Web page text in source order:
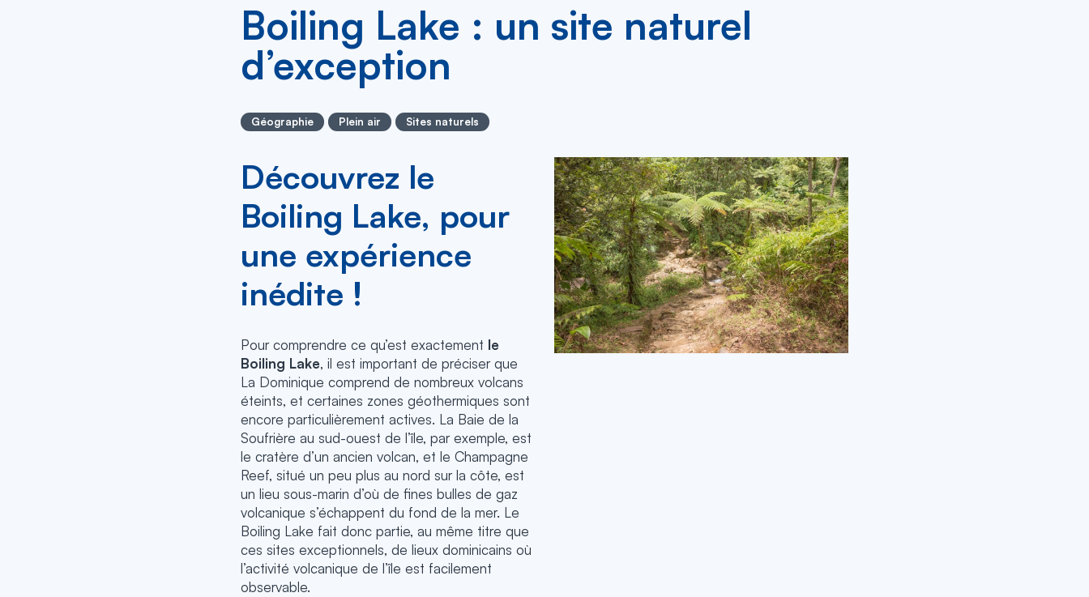
Boiling Lake : un site naturel
d’exception
Géographie Plein air Sites naturels
Découvrez le
Boiling Lake, pour
une expérience
inédite !
Pour comprendre ce qu’est exactement le
Boiling Lake, il est important de préciser que
La Dominique comprend de nombreux volcans
éteints, et certaines zones géothermiques sont
encore particulièrement actives. La Baie de la
Soufrière au sud-ouest de l’île, par exemple, est
le cratère d’un ancien volcan, et le Champagne
Reef, situé un peu plus au nord sur la côte, est
un lieu sous-marin d’où de fines bulles de gaz
volcanique s’échappent du fond de la mer. Le
Boiling Lake fait donc partie, au même titre que
ces sites exceptionnels, de lieux dominicains où
l’activité volcanique de l’île est facilement
observable.